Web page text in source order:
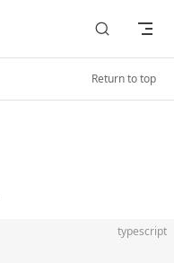
Return to top
typescript